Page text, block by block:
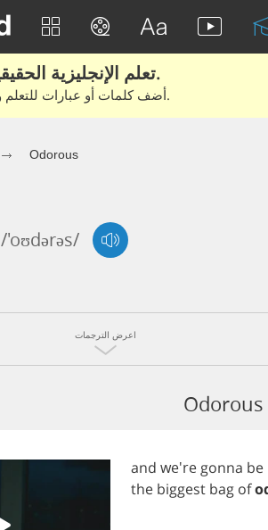
تعلم الإنجليزية الحقيقية من الأفلام والكتب.
أضف كلمات أو عبارات للتعلم والتدريب مع متعلمين آخرين.
Odorous
/'oʊdərəs/
اعرض الترجمات
and we're gonna be
the biggest bag of